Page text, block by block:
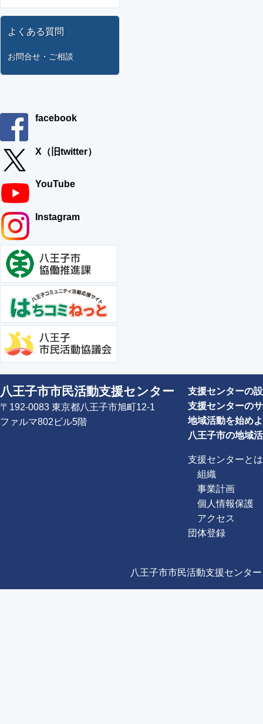
よくある質問
お問合せ・ご相談
facebook
X（旧twitter）
YouTube
Instagram
八王子市市民活動支援センター
〒192-0083 東京都八王子市旭町12-1
ファルマ802ビル5階
支援センターの
支援センターの
地域活動を始め
八王子市の地域
支援センターとは
組織
事業計画
個人情報保護
アクセス
団体登録
八王子市市民活動支援センタ